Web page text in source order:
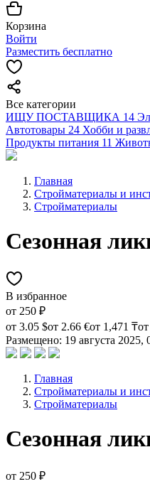
Корзина
Войти
Разместить бесплатно
Все категории
ИЩУ ПОСТАВЩИКА 14
Автотовары 24 Хобби и
Продукты питания 11
Главная
Стройматериалы и
Стройматериалы
Сезонная
В избранное
от 250 ₽
от 3.05 $от 2.66 €от 1,471 ₸от
Размещено: 19 августа 2025,
Главная
Стройматериалы и
Стройматериалы
Сезонная
от 250 ₽